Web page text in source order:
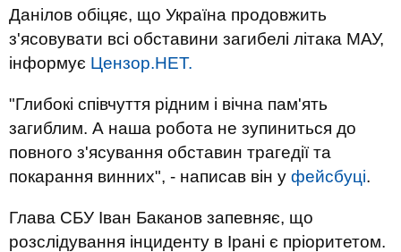
Данілов обіцяє, що Україна продовжить
з'ясовувати всі обставини загибелі літака МАУ,
інформує Цензор.НЕТ.
"Глибокі співчуття рідним і вічна пам'ять
загиблим. А наша робота не зупиниться до
повного з'ясування обставин трагедії та
покарання винних", - написав він у фейсбуці.
Глава СБУ Іван Баканов запевняє, що
розслідування інциденту в Ірані є пріоритетом.